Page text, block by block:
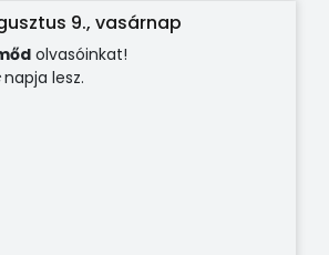
9., vasárnap
olvasóinkat!
napja lesz.